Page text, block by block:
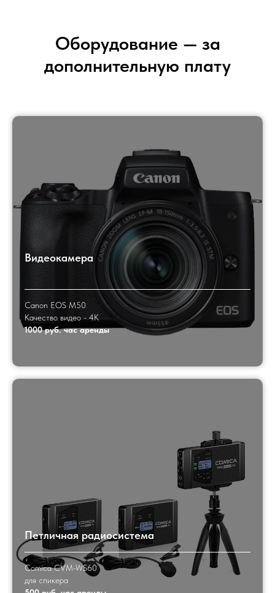
Оборудование — за
дополнительную плату
Видеокамера
Canon EOS M50
Качество видео - 4K
1000 руб. час аренды
Петличная радиосистема
Comica CVM-WS60
для спикера